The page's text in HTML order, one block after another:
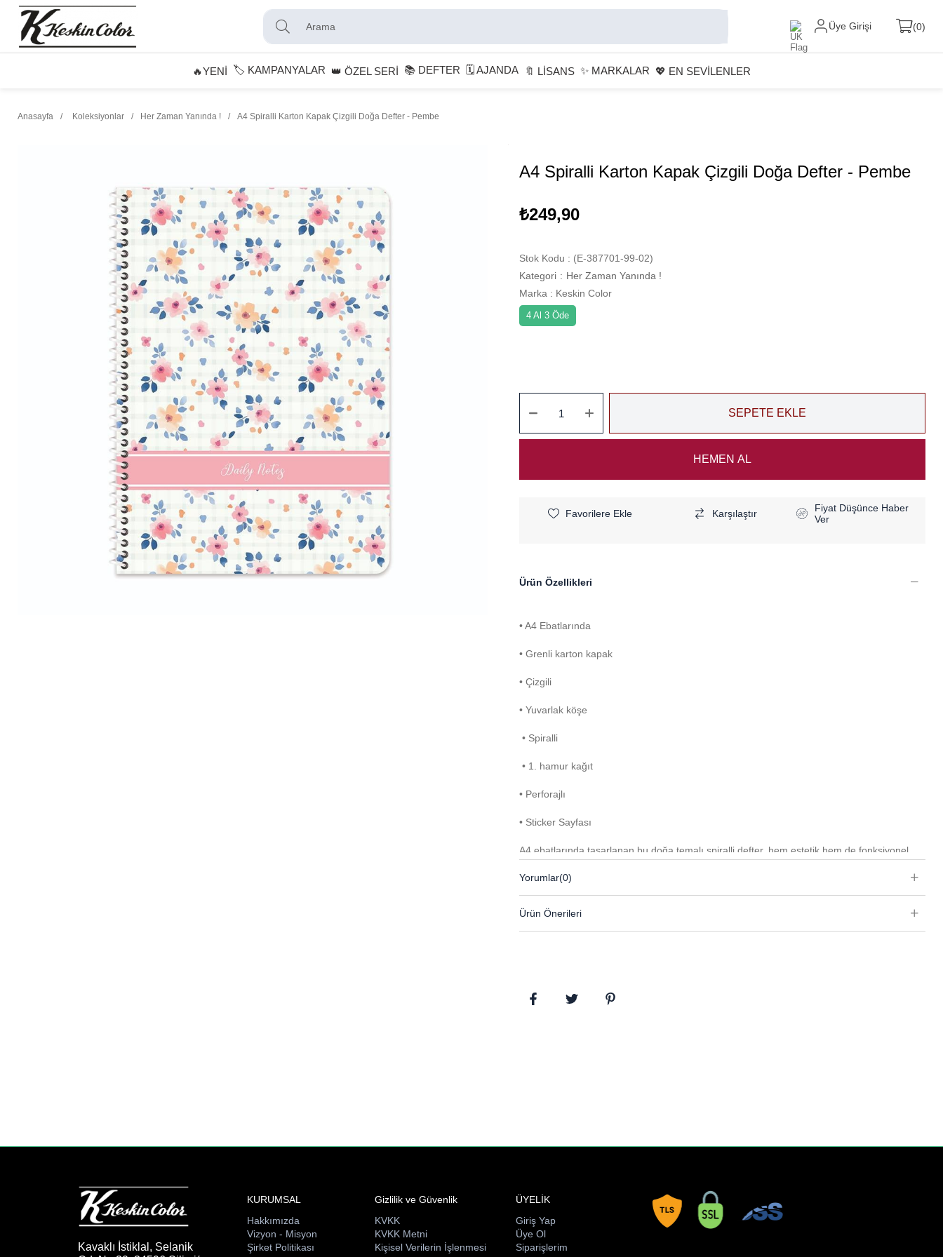
Üye Girişi 0
🔥YENİ 🏷️ KAMPANYALAR 👑 ÖZEL SERİ 📚 DEFTER 🗓 AJANDA 🔖 LİSANS ✨ MARKALAR 💖 EN SEVİLENLER
Anasayfa Koleksiyonlar Her Zaman Yanında ! A4 Spiralli Karton Kapak Çizgili Doğa Defter - Pembe
A4 Spiralli Karton Kapak Çizgili Doğa Defter - Pembe
₺249,90
Stok Kodu
(E-387701-99-02)
Kategori : Her Zaman Yanında !
Marka : Keskin Color
4 Al 3 Öde
Favorilere Ekle Karşılaştır
Fiyat Düşünce Haber
Ver
Ürün Özellikleri
• A4 Ebatlarında
• Grenli karton kapak
• Çizgili
• Yuvarlak köşe
• Spiralli
• 1. hamur kağıt
• Perforajlı
• Sticker Sayfası
A4 ebatlarında tasarlanan bu doğa temalı spiralli defter, hem estetik hem de fonksiyonel
dayanıklılık sunarken doğal dokusuyla şık bir görünüm sağlar. Çizgili sayfa düzeni,
Yuvarlak köşeleri ile daha güvenli ve konforlu bir kullanım sunan bu defter, kaliteli 1.
Perforajlı sayfaları sayesinde dilediğiniz notları kolayca koparabilir, düzenleyebilir veya
Yorumlar(0)
Ürün Önerileri
Kavaklı İstiklal, Selanik
KURUMSAL
Hakkımızda
Vizyon - Misyon
Şirket Politikası
Gizlilik ve Güvenlik
KVKK
KVKK Metni
Kişisel Verilerin İşlenmesi
ÜYELİK
Giriş Yap
Üye Ol
Siparişlerim